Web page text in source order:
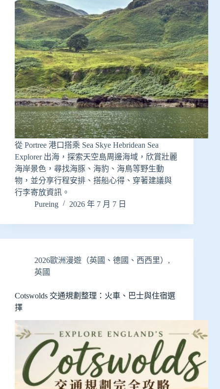
從 Portree 港口搭乘 Sea Skye Hebridean Sea
Explorer 出海，探索天空島周邊海域，欣賞壯麗
海岸景色，尋找海豚、海豹、海鳥等野生動
物，並分享行程安排、搭船心得、穿著建議與
行李寄放資訊。
Pureing
2026 年 7 月 7 日
2026歐洲漫遊（英國、德國、西西里） ,
英國
Cotswolds 交通規劃整理：火車、巴士與住宿選
擇